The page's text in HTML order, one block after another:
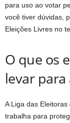
para uso ao votar
você tiver dúvidas,
Eleições Livres no
O que os
levar
A Liga das
trabalha para